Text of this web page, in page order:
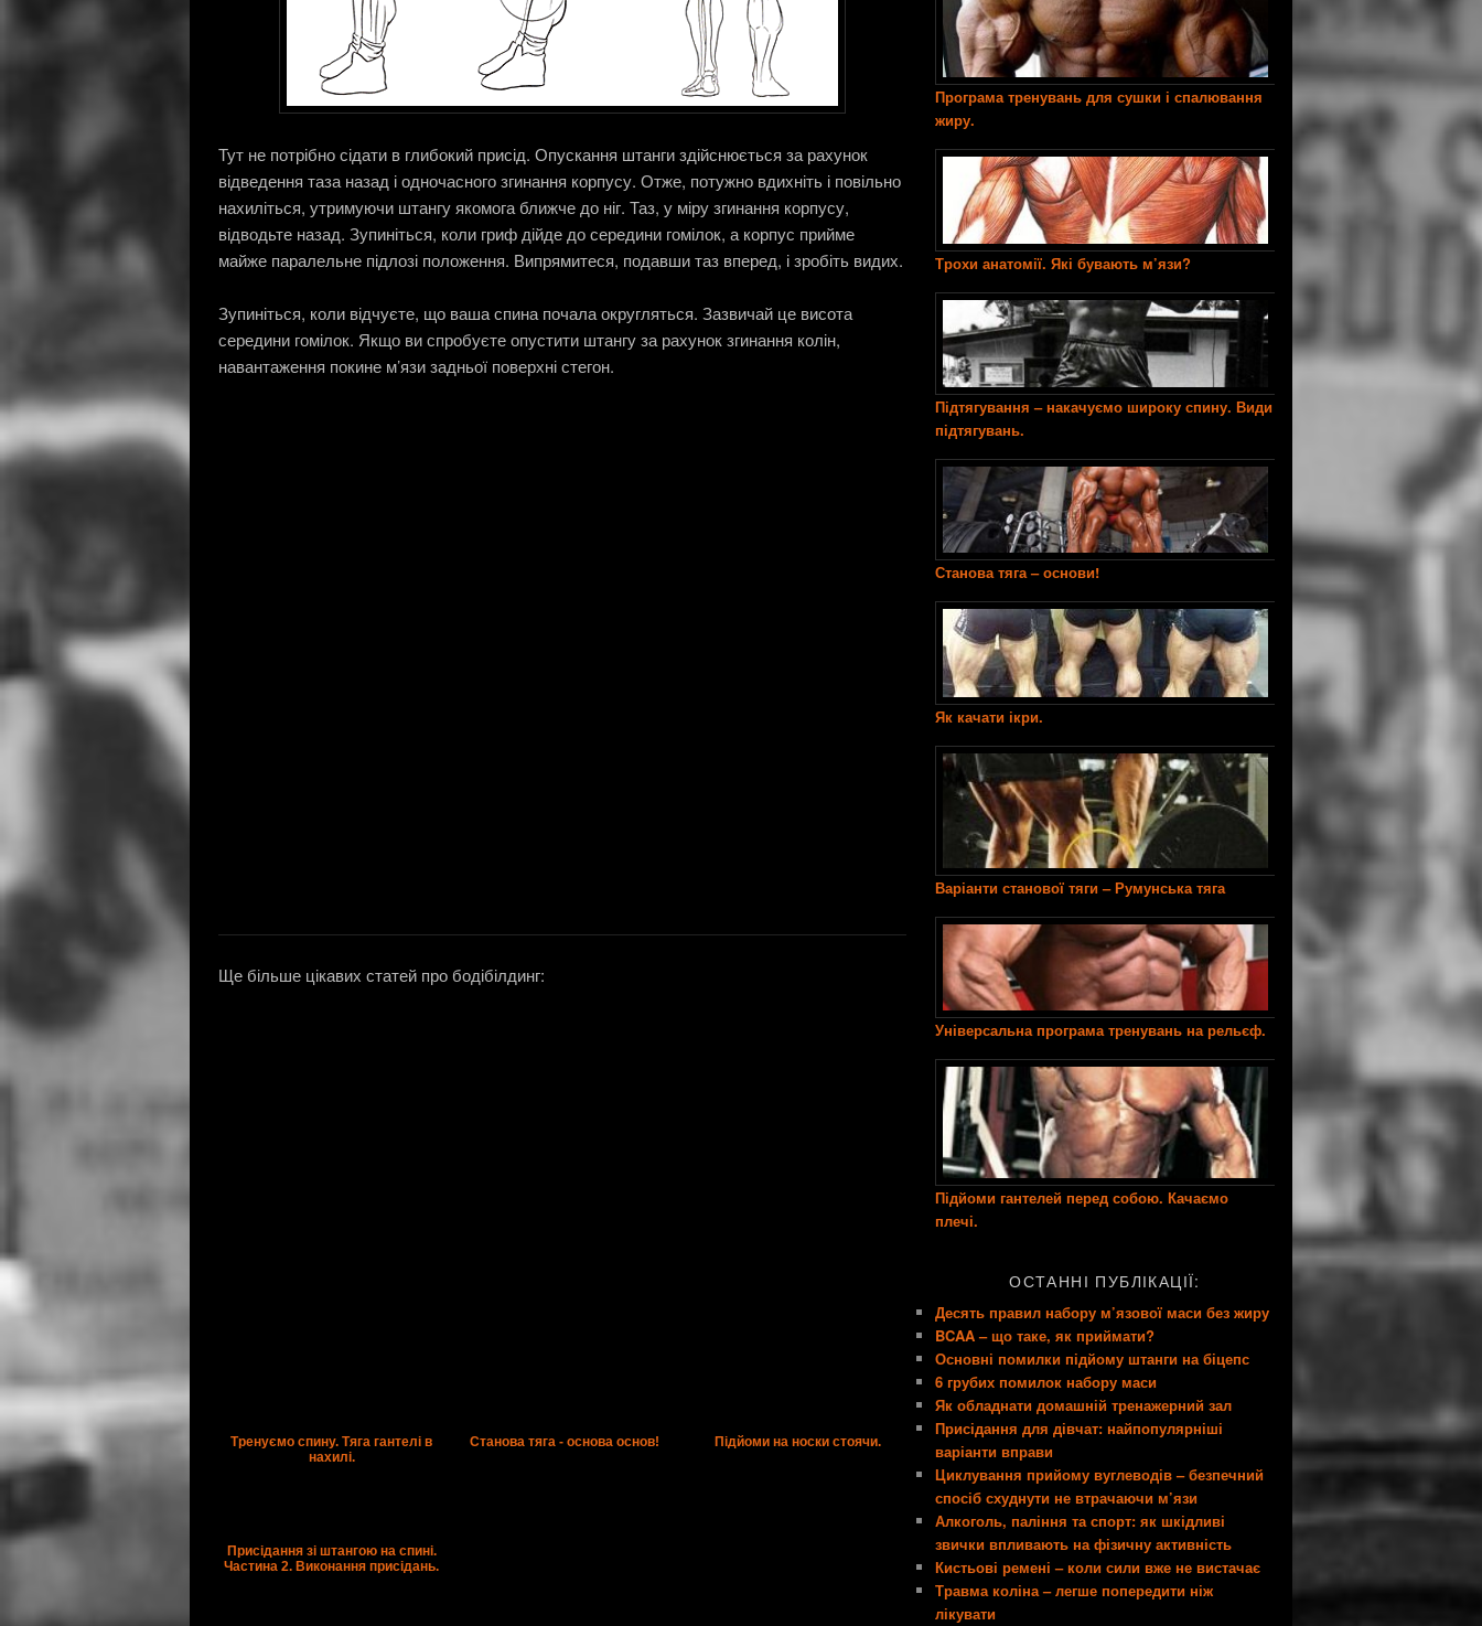
Тут не потрібно сідати в глибокий присід. Опускання штанги здійснюється за рахунок
відведення таза назад і одночасного згинання корпусу. Отже, потужно вдихніть і повільно
нахиліться, утримуючи штангу якомога ближче до ніг. Таз, у міру згинання корпусу,
відводьте назад. Зупиніться, коли гриф дійде до середини гомілок, а корпус прийме
майже паралельне підлозі положення. Випрямитеся, подавши таз вперед, і зробіть видих.
Зупиніться, коли відчуєте, що ваша спина почала округляться. Зазвичай це висота
середини гомілок. Якщо ви спробуєте опустити штангу за рахунок згинання колін,
навантаження покине м’язи задньої поверхні стегон.
Ще більше цікавих статей про бодібілдинг:
Тренуємо спину. Тяга гантелі в
нахилі.
Станова тяга - основа основ! Підйоми на носки стоячи.
Присідання зі штангою на спині.
Частина 2. Виконання присідань.
Програма тренувань для сушки і спалювання
жиру.
Трохи анатомії. Які бувають м’язи?
Підтягування – накачуємо широку спину. Види
підтягувань.
Станова тяга – основи!
Як качати ікри.
Варіанти станової тяги – Румунська тяга
Універсальна програма тренувань на рельєф.
Підйоми гантелей перед собою. Качаємо
плечі.
ОСТАННІ ПУБЛІКАЦІЇ:
Десять правил набору м’язової маси без жиру
BCAA – що таке, як приймати?
Основні помилки підйому штанги на біцепс
6 грубих помилок набору маси
Як обладнати домашній тренажерний зал
Присідання для дівчат: найпопулярніші
варіанти вправи
Циклування прийому вуглеводів – безпечний
спосіб схуднути не втрачаючи м’язи
Алкоголь, паління та спорт: як шкідливі
звички впливають на фізичну активність
Кистьові ремені – коли сили вже не вистачає
Травма коліна – легше попередити ніж
лікувати